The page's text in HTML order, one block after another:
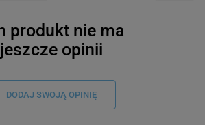
produkt nie ma
jeszcze opinii
DODAJ SWOJĄ OPINIĘ